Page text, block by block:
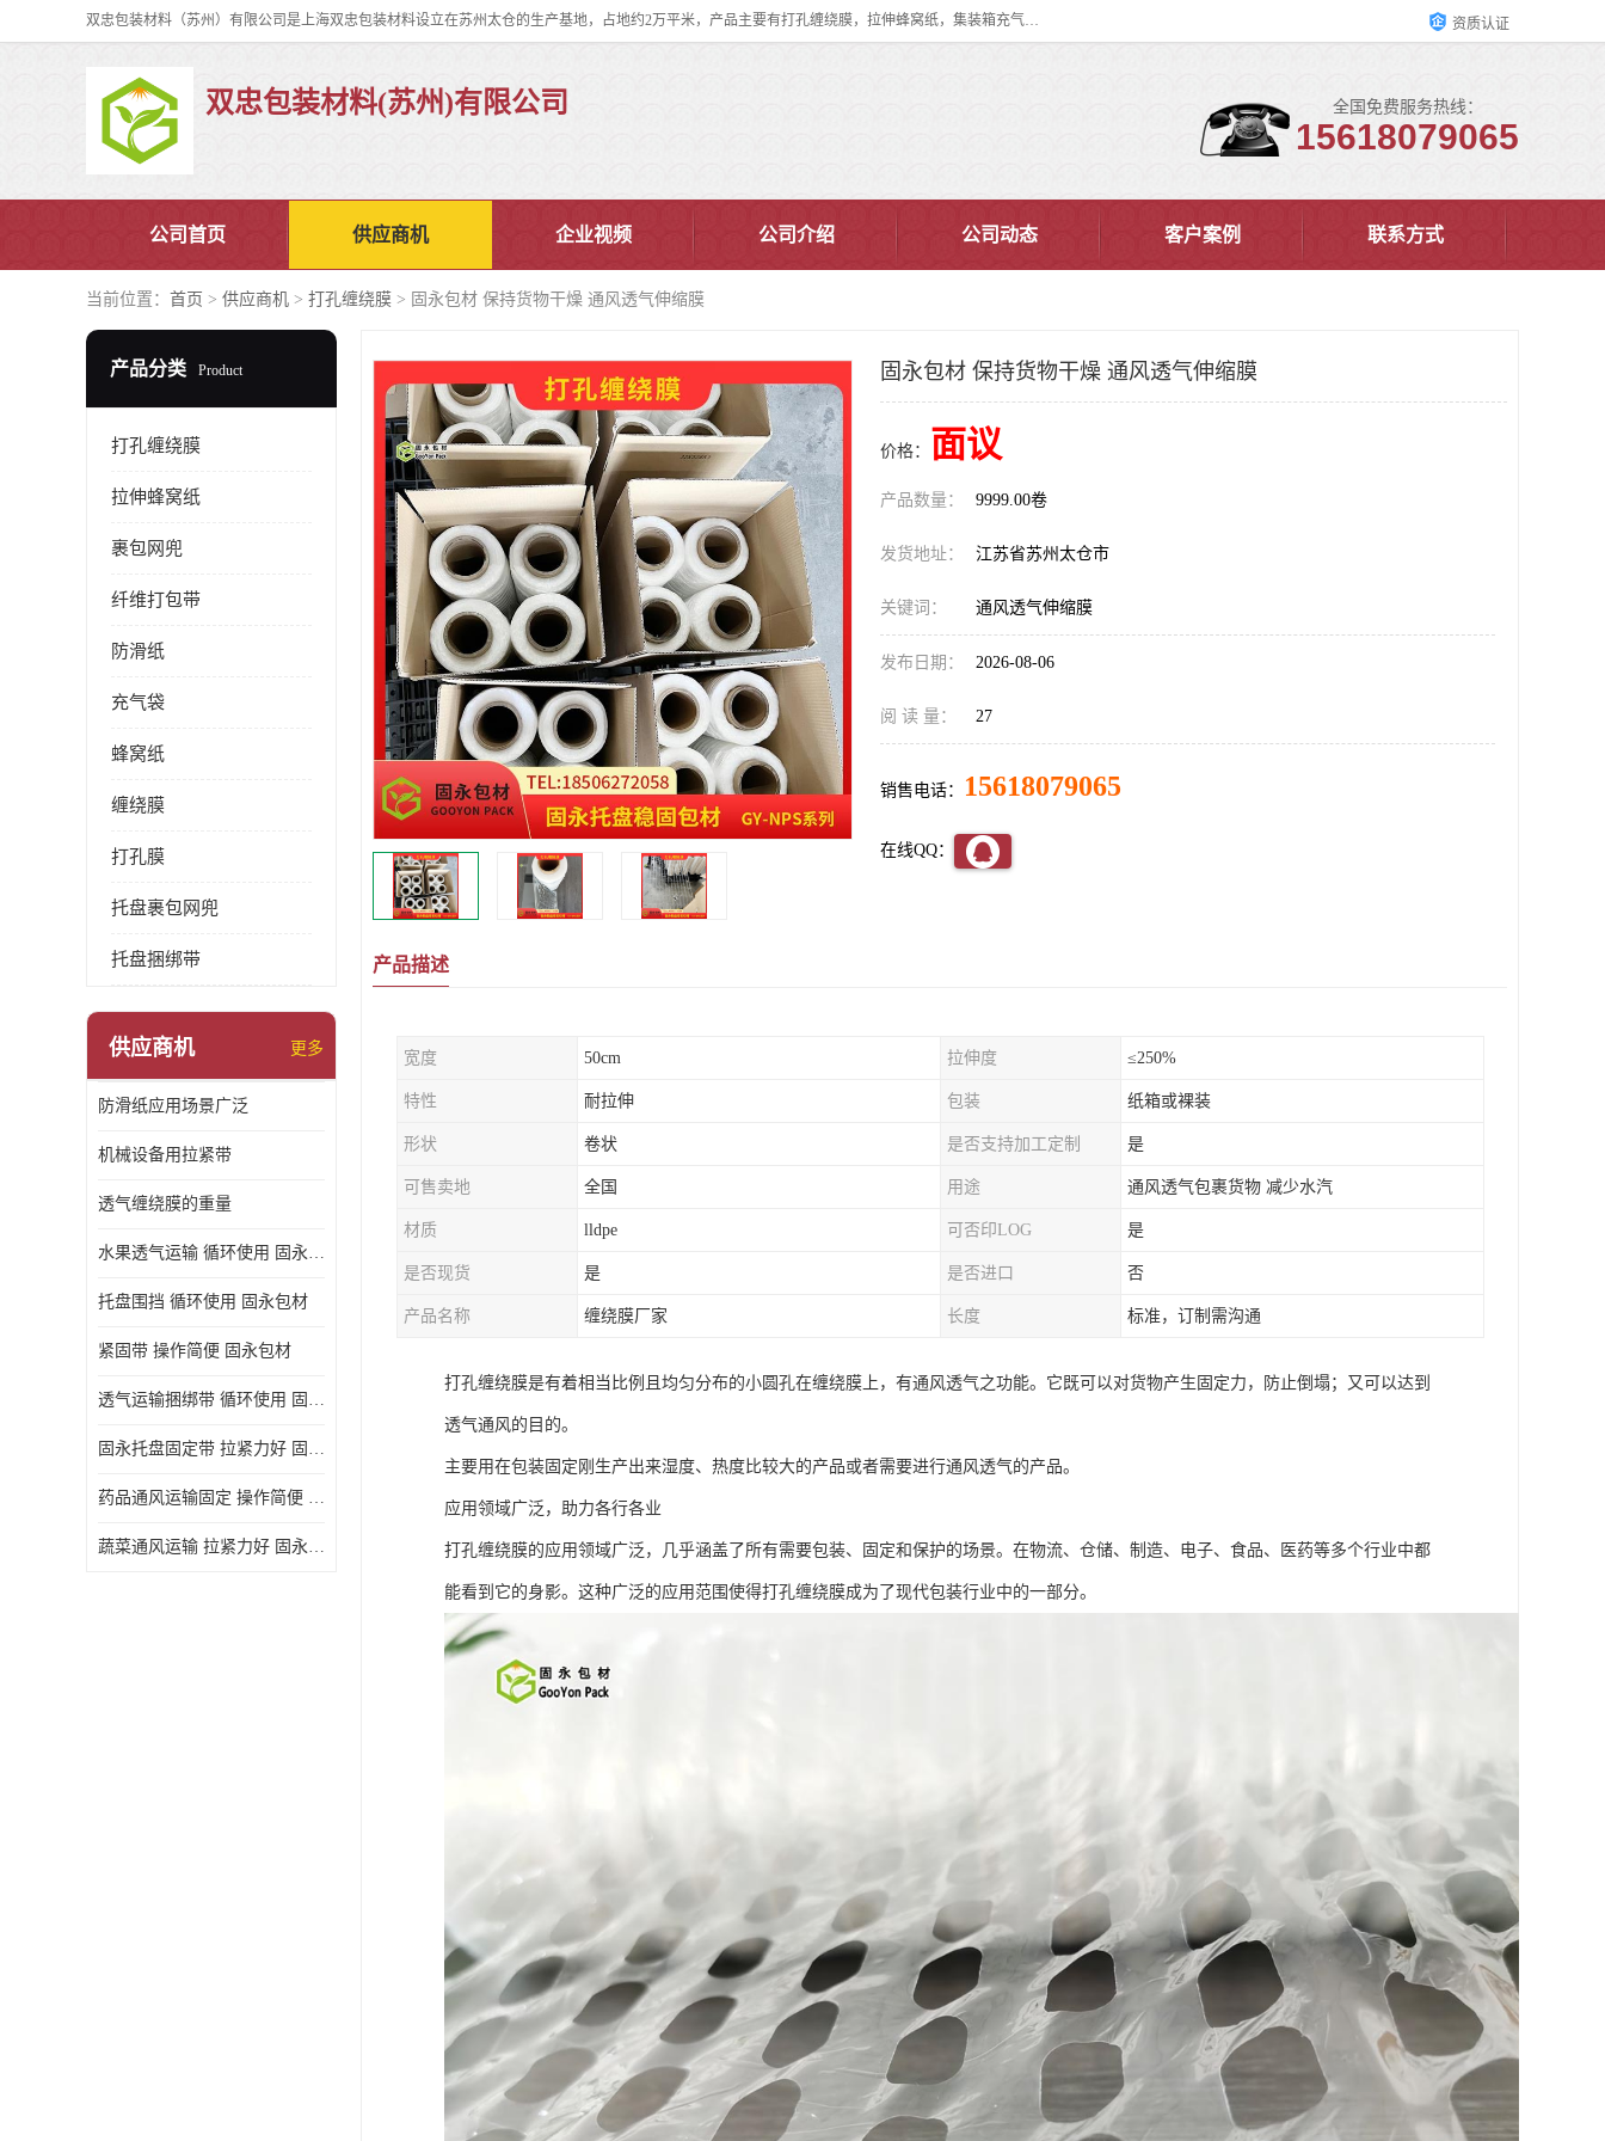
双忠包装材料（苏州）有限公司是上海双忠包装材料设立在苏州太仓的生产基地，占地约2万平米，产品主要有打孔缠绕膜，拉伸蜂窝纸，集装箱充气袋，滑托板，打包带，裹包网兜，防滑纸等箱体和托盘的运输和保护性包材。固永包材®，GooYon Pack®，是我们保护性包装材料的专属品牌。 资质认证
双忠包装材料(苏州)有限公司 全国免费服务热线：
15618079065
公司首页 供应商机 企业视频 公司介绍 公司动态 客户案例 联系方式
当前位置： 首页 > 供应商机 > 打孔缠绕膜 > 固永包材 保持货物干燥 通风透气伸缩膜
产品分类 Product
打孔缠绕膜
拉伸蜂窝纸
裹包网兜
纤维打包带
防滑纸
充气袋
蜂窝纸
缠绕膜
打孔膜
托盘裹包网兜
托盘捆绑带
供应商机 更多
防滑纸应用场景广泛
机械设备用拉紧带
透气缠绕膜的重量
水果透气运输 循环使用 固永包材
托盘围挡 循环使用 固永包材
紧固带 操作简便 固永包材
透气运输捆绑带 循环使用 固永包材
固永托盘固定带 拉紧力好 固永包材
药品通风运输固定 操作简便 固永包材
蔬菜通风运输 拉紧力好 固永包材
固永包材 保持货物干燥 通风透气伸缩膜
价格： 面议
产品数量： 9999.00卷
发货地址： 江苏省苏州太仓市
关键词： 通风透气伸缩膜
发布日期： 2026-08-06
阅 读 量： 27
销售电话： 15618079065
在线QQ：
产品描述
宽度 50cm 拉伸度 ≤250%
特性 耐拉伸 包装 纸箱或裸装
形状 卷状 是否支持加工定制 是
可售卖地 全国 用途 通风透气包裹货物 减少水汽
材质 lldpe 可否印LOG 是
是否现货 是 是否进口 否
产品名称 缠绕膜厂家 长度 标准，订制需沟通
打孔缠绕膜是有着相当比例且均匀分布的小圆孔在缠绕膜上，有通风透气之功能。它既可以对货物产生固定力，防止倒塌；又可以达到
透气通风的目的。
主要用在包装固定刚生产出来湿度、热度比较大的产品或者需要进行通风透气的产品。
应用领域广泛，助力各行各业
打孔缠绕膜的应用领域广泛，几乎涵盖了所有需要包装、固定和保护的场景。在物流、仓储、制造、电子、食品、医药等多个行业中都
能看到它的身影。这种广泛的应用范围使得打孔缠绕膜成为了现代包装行业中的一部分。